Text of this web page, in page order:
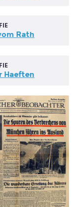
Rath
Haeften